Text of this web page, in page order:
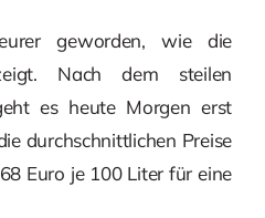
geworden, wie die
Nach dem steilen
es heute Morgen erst
durchschnittlichen Preise
Euro je 100 Liter für eine